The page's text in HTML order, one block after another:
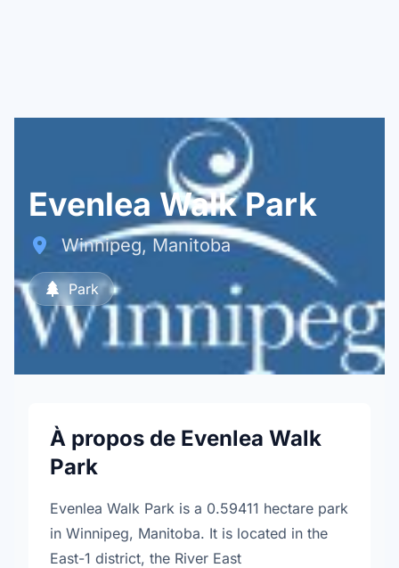
Evenlea Walk Park
Winnipeg, Manitoba
Park
À propos de Evenlea Walk
Park
Evenlea Walk Park is a 0.59411 hectare park
in Winnipeg, Manitoba. It is located in the
East-1 district, the River East